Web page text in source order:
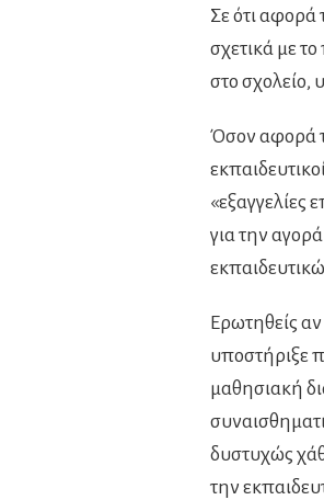
Σε ότι αφορά
σχετικά με
στο σχολείο,
Όσον αφορά
«εξαγγελίες
για την
Ερωτηθείς
υποστήριξε
μαθησιακή
δυστυχώς
την